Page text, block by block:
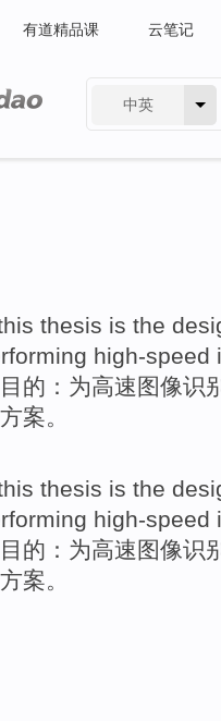
有道精品课 云笔记
中英
thesis is the
high-speed
目的：为高速 图像识
方案。
thesis is the
high-speed
目的：为高速 图像识
方案。